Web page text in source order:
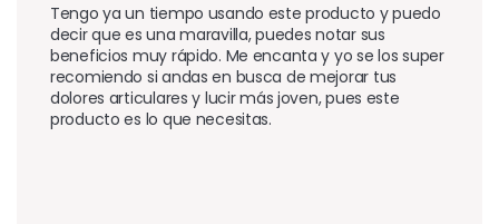
Tengo ya un tiempo usando este producto y puedo
decir que es una maravilla, puedes notar sus
beneficios muy rápido. Me encanta y yo se los super
recomiendo si andas en busca de mejorar tus
dolores articulares y lucir más joven, pues este
producto es lo que necesitas.